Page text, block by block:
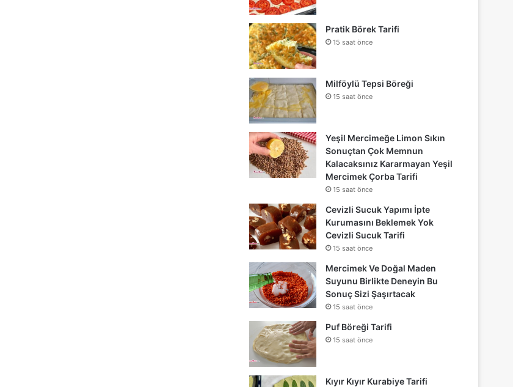
Pratik Börek Tarifi
15 saat önce
Milföylü Tepsi Böreği
15 saat önce
Yeşil Mercimeğe Limon Sıkın
Sonuçtan Çok Memnun
Kalacaksınız Kararmayan Yeşil
Mercimek Çorba Tarifi
15 saat önce
Cevizli Sucuk Yapımı İpte
Kurumasını Beklemek Yok
Cevizli Sucuk Tarifi
15 saat önce
Mercimek Ve Doğal Maden
Suyunu Birlikte Deneyin Bu
Sonuç Sizi Şaşırtacak
15 saat önce
Puf Böreği Tarifi
15 saat önce
Kıyır Kıyır Kurabiye Tarifi